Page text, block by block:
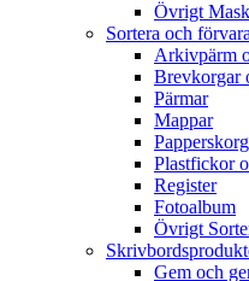
Övrigt
Sortera och förvara
Arkivpärm
Brevkorgar
Pärmar
Mappar
Plastfickor
Register
Fotoalbum
Övrigt
Gem och